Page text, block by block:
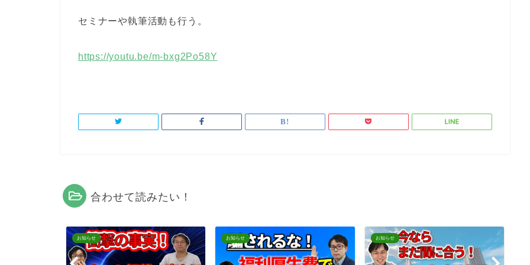
セミナーや執筆活動も行う。
https://youtu.be/m-bxg2Po58Y
合わせて読みたい！
お知らせ お知らせ お知らせ